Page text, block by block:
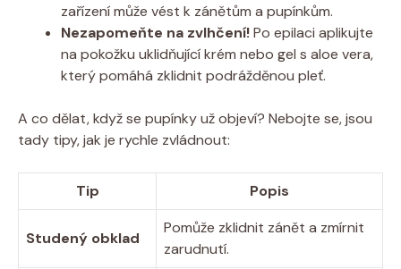
zařízení může vést k zánětům a pupínkům.
Nezapomeňte na ⁣zvlhčení!​Po epilaci aplikujte
na pokožku‍ uklidňující krém⁣ nebo gel s ⁢aloe vera,
který pomáhá zklidnit podrážděnou pleť.
A co dělat, když ‍se pupínky už objeví? Nebojte​ se, jsou‌
tady tipy, jak je⁣ rychle ⁣zvládnout:
Tip Popis
Studený obklad
Pomůže zklidnit zánět a zmírnit
⁣zarudnutí.